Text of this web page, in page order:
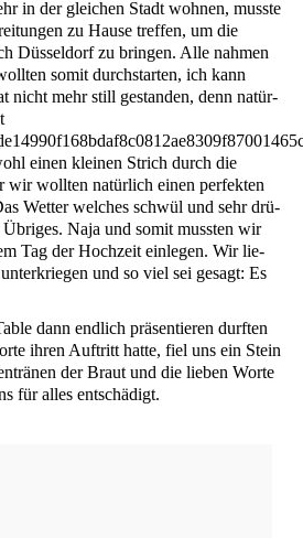
in der glei­chen Stadt woh­nen, muss­te
zu Hau­se tref­fen, um die
Düs­sel­dorf zu brin­gen. Alle nah­men
somit durch­star­ten, ich kann
nicht mehr still gestan­den, denn natür­
einen klei­nen Strich durch die
wir woll­ten natür­lich einen per­fek­ten
Wet­ter wel­ches schwül und sehr drü­
Naja und somit muss­ten wir
Tag der Hoch­zeit ein­le­gen. Wir lie­
und so viel sei gesagt: Es
dann end­lich prä­sen­tie­ren durf­ten
ihren Auf­tritt hat­te, fiel uns ein Stein
der Braut und die lie­ben Wor­te
für alles entschädigt.